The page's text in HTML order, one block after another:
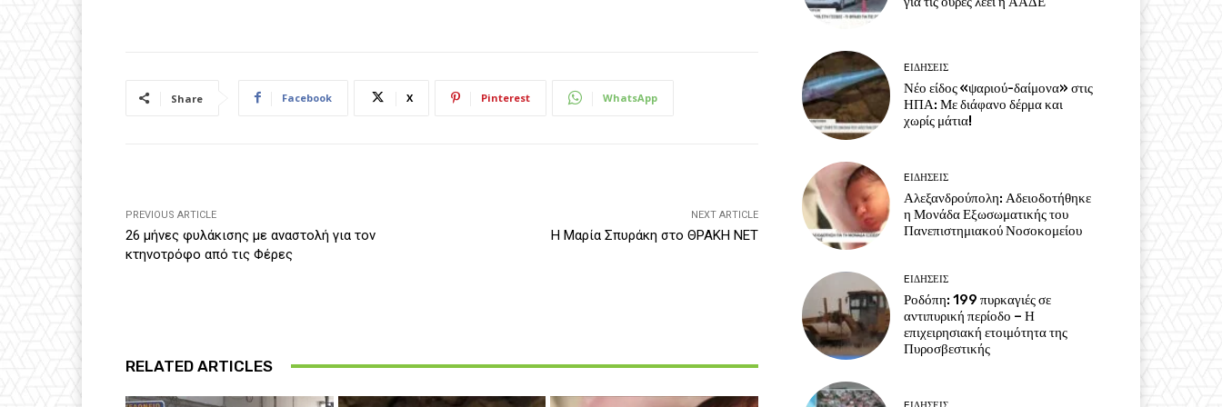
Share Facebook X Pinterest WhatsApp
PREVIOUS ARTICLE
26 μήνες φυλάκισης με αναστολή για τον
κτηνοτρόφο από τις Φέρες
NEXT ARTICLE
Η Μαρία Σπυράκη στο ΘΡΑΚΗ ΝΕΤ
RELATED ARTICLES
EΙΔΗΣΕΙΣ
Νέο είδος «ψαριού-δαίμονα» στις
ΗΠΑ: Με διάφανο δέρμα και
χωρίς μάτια!
EΙΔΗΣΕΙΣ
Αλεξανδρούπολη: Αδειοδοτήθηκε
η Μονάδα Εξωσωματικής του
Πανεπιστημιακού Νοσοκομείου
EΙΔΗΣΕΙΣ
Ροδόπη: 199 πυρκαγιές σε
αντιπυρική περίοδο – Η
επιχειρησιακή ετοιμότητα της
Πυροσβεστικής